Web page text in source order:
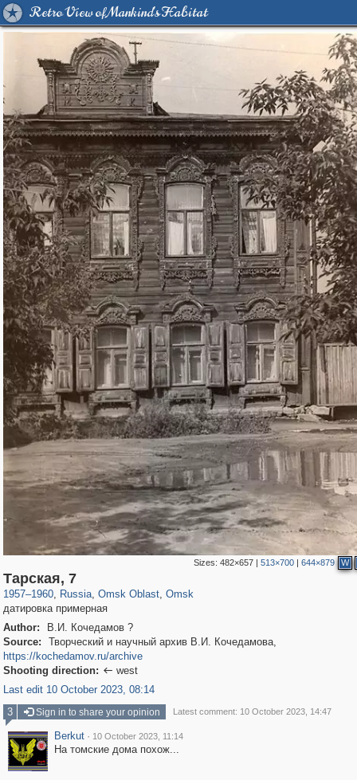
Retro View of Mankind's Habitat
Sizes: 482×657| 513×700| 644×879 W
Тарская, 7
1957–1960, Russia, Omsk Oblast
31,679
, Omsk
датировка примерная
Author:
В.И. Кочедамов ?
Source:
Творческий и научный архив В.И. Кочедамова,
https://kochedamov.ru/archive
Shooting direction:  west
Last edit 10 October 2023, 08:14
3
Sign in to share your opinion Latest comment: 10 October 2023, 14:47
Berkut · 10 October 2023, 11:14
На томские дома похож...